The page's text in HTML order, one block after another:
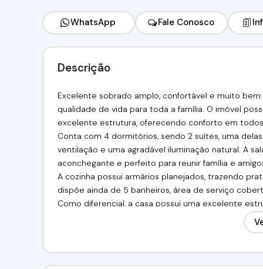
WhatsApp Fale Conosco
Descrição
Excelente sobrado amplo, confortável e muito
qualidade de vida para toda a família. O imóvel
excelente estrutura, oferecendo conforto em
Conta com 4 dormitórios, sendo 2 suítes, uma
ventilação e uma agradável iluminação natural. A
aconchegante e perfeito para reunir família e
A cozinha possui armários planejados, trazendo
dispõe ainda de 5 banheiros, área de serviço
Como diferencial, a casa possui uma excelente
banheiro, ideal para espaço de lazer, escritório,